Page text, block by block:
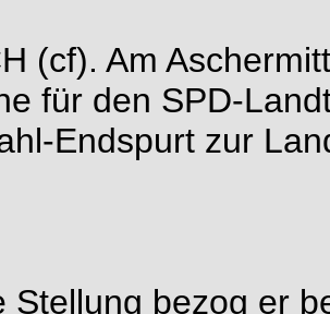
(cf). Am
für den SPD-
Endspurt zur
Stellung bezog er